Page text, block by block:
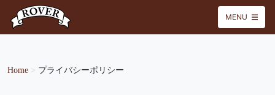
MENU
Home > プライバシーポリシー